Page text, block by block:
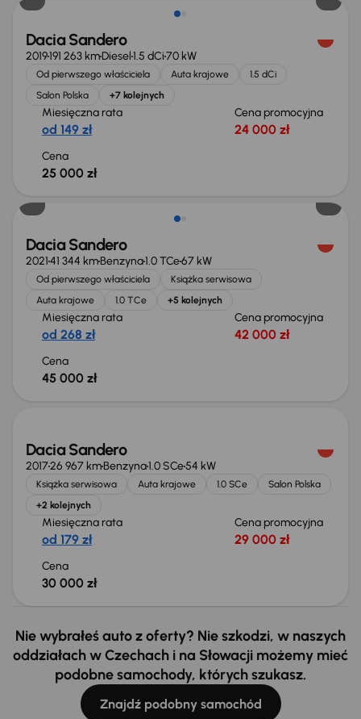
Dacia Sandero
2019191 263 kmDiesel1.5 dCi70 kW
Od pierwszego właściciela Auta krajowe
1.5 dCi
Salon Polska
+7 kolejnych
Miesięczna rata
od 149 zł
Cena promocyjna
24 000 zł
Cena
25 000 zł
Dacia Sandero
202141 344 kmBenzyna1.0 TCe67 kW
Od pierwszego właściciela
Książka serwisowa
Auta krajowe
1.0 TCe +5 kolejnych
Miesięczna rata
od 268 zł
Cena promocyjna
42 000 zł
Cena
45 000 zł
Świeżo skupione
Dacia Sandero
201726 967 kmBenzyna1.0 SCe54 kW
Książka serwisowa Auta krajowe 1.0 SCe
Salon Polska
+2 kolejnych
Miesięczna rata
od 179 zł
Cena promocyjna
29 000 zł
Cena
30 000 zł
Nie wybrałeś auto z oferty? Nie szkodzi, w naszych
oddziałach w Czechach i na Słowacji możemy mieć
podobne samochody, których szukasz.
Znajdź podobny samochód